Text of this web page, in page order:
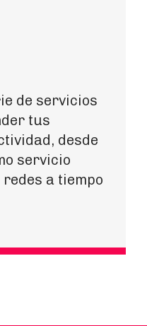
de servicios
tus
desde
servicio
a tiempo